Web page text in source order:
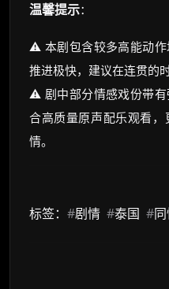
温馨提示：
⚠️ 本剧包含较多高能动
推进极快，建议在连贯的
⚠️ 剧中部分情感戏份带
合高质量原声配乐观看
情。
标签： #剧情 #泰国 #